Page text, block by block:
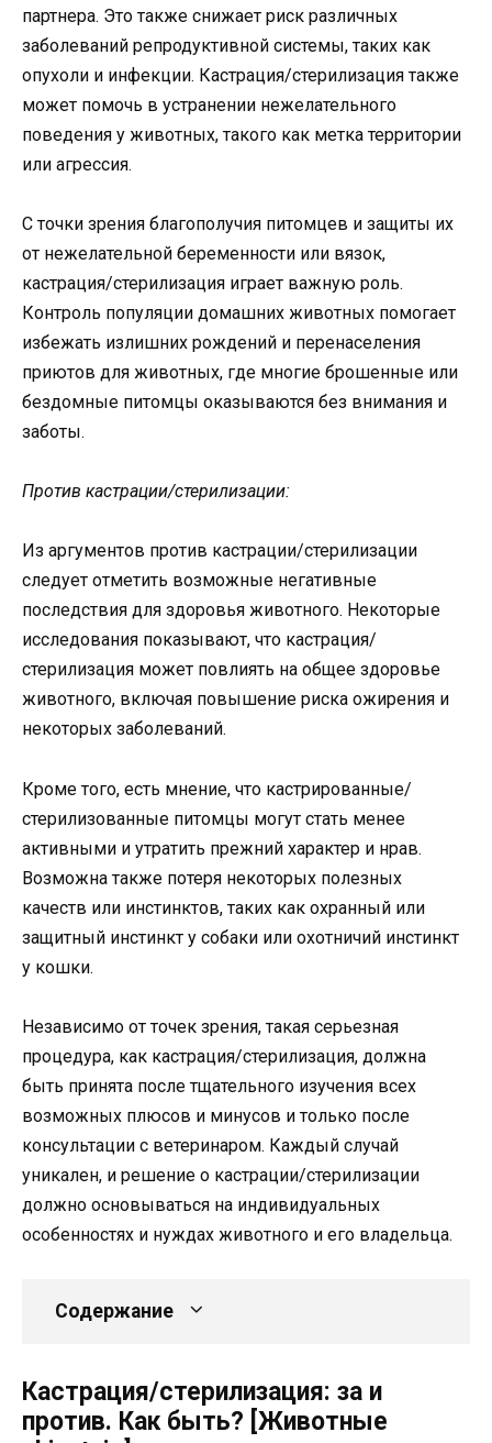
партнера. Это также снижает риск различных
заболеваний репродуктивной системы, таких как
опухоли и инфекции. Кастрация/стерилизация также
может помочь в устранении нежелательного
поведения у животных, такого как метка территории
или агрессия.
С точки зрения благополучия питомцев и защиты их
от нежелательной беременности или вязок,
кастрация/стерилизация играет важную роль.
Контроль популяции домашних животных помогает
избежать излишних рождений и перенаселения
приютов для животных, где многие брошенные или
бездомные питомцы оказываются без внимания и
заботы.
Против кастрации/стерилизации:
Из аргументов против кастрации/стерилизации
следует отметить возможные негативные
последствия для здоровья животного. Некоторые
исследования показывают, что кастрация/
стерилизация может повлиять на общее здоровье
животного, включая повышение риска ожирения и
некоторых заболеваний.
Кроме того, есть мнение, что кастрированные/
стерилизованные питомцы могут стать менее
активными и утратить прежний характер и нрав.
Возможна также потеря некоторых полезных
качеств или инстинктов, таких как охранный или
защитный инстинкт у собаки или охотничий инстинкт
у кошки.
Независимо от точек зрения, такая серьезная
процедура, как кастрация/стерилизация, должна
быть принята после тщательного изучения всех
возможных плюсов и минусов и только после
консультации с ветеринаром. Каждый случай
уникален, и решение о кастрации/стерилизации
должно основываться на индивидуальных
особенностях и нуждах животного и его владельца.
Содержание
Кастрация/стерилизация: за и
против. Как быть? [Животные